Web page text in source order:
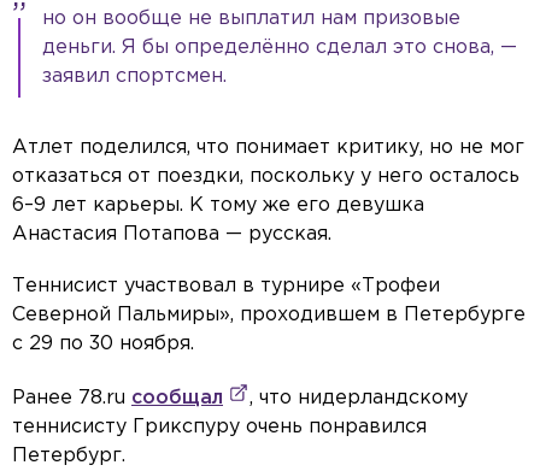
но он вообще не выплатил нам призовые
деньги. Я бы определённо сделал это снова, —
заявил спортсмен.
Атлет поделился, что понимает критику, но не мог
отказаться от поездки, поскольку у него осталось
6–9 лет карьеры. К тому же его девушка
Анастасия Потапова — русская.
Теннисист участвовал в турнире «Трофеи
Северной Пальмиры», проходившем в Петербурге
с 29 по 30 ноября.
Ранее 78.ru сообщал
, что нидерландскому
теннисисту Грикспуру очень понравился
Петербург.